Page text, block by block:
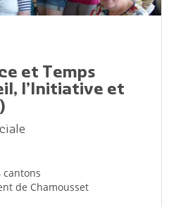
et Temps
l’Initiative et
cantons
de Chamousset